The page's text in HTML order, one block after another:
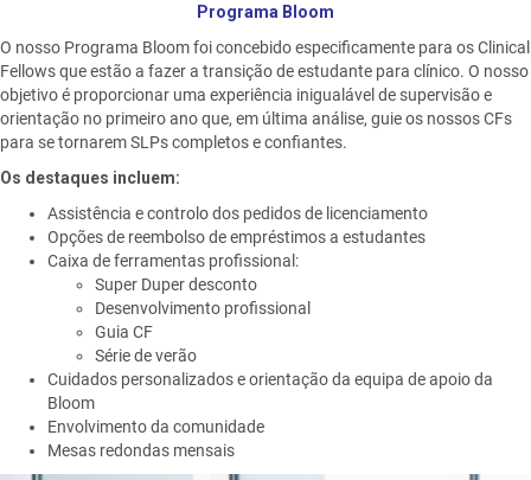
Programa Bloom
O nosso Programa Bloom foi concebido especificamente para os Clinical
Fellows que estão a fazer a transição de estudante para clínico. O nosso
objetivo é proporcionar uma experiência inigualável de supervisão e
orientação no primeiro ano que, em última análise, guie os nossos CFs
para se tornarem SLPs completos e confiantes.
Os destaques incluem:
Assistência e controlo dos pedidos de licenciamento
Opções de reembolso de empréstimos a estudantes
Caixa de ferramentas profissional:
Super Duper desconto
Desenvolvimento profissional
Guia CF
Série de verão
Cuidados personalizados e orientação da equipa de apoio da
Bloom
Envolvimento da comunidade
Mesas redondas mensais